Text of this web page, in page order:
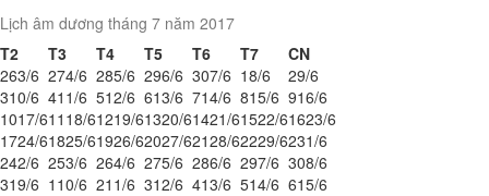
Lịch âm dương tháng 7 năm 2017
T2
T3 T4 T5 T6 T7
CN
263/6 274/6 285/6 296/6 307/6 18/6 29/6
310/6 411/6 512/6 613/6 714/6 815/6 916/6
1017/611 18/61219/61320/61421/61522/61623/6
1724/61825/61926/62027/62128/62229/6231/6
242/6 253/6 264/6 275/6 286/6 297/6 308/6
319/6 1 10/6 211/6 312/6 413/6 514/6 615/6